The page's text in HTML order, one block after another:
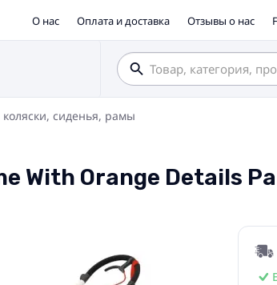
О нас Оплата и доставка Отзывы о нас
сиденья, рамы
With Orange Details